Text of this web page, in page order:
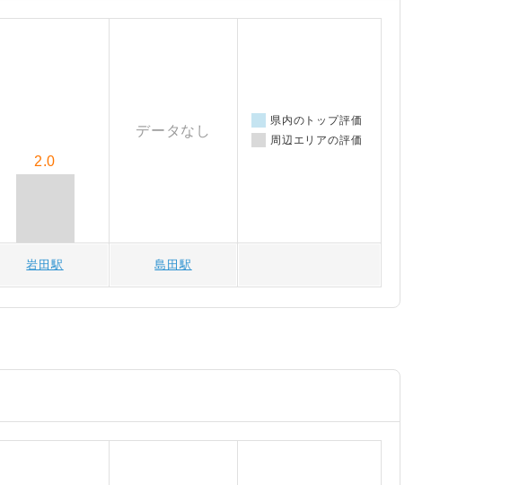
岩田駅 島田駅
2.0
データなし
県内のトップ評価
周辺エリアの評価